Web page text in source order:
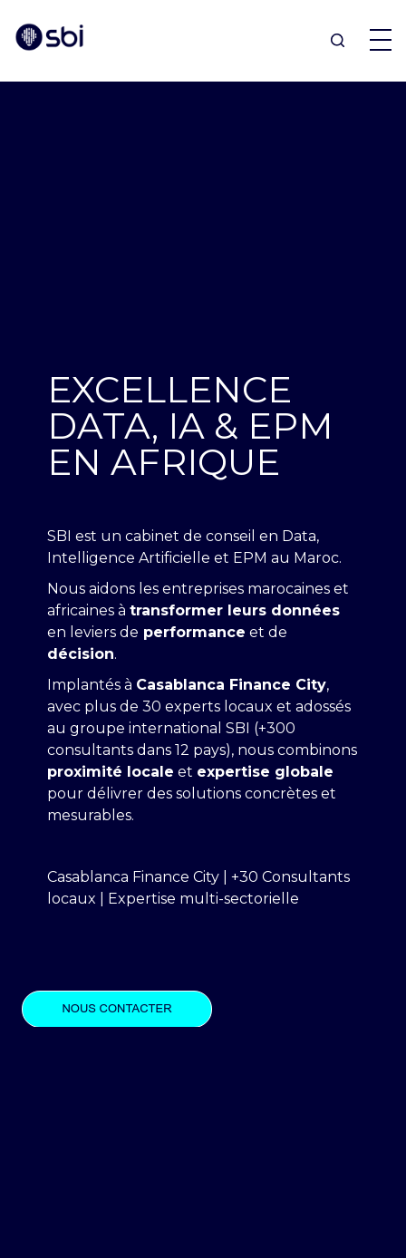
CARRIÈRE CONTACT
EXCELLENCE
DATA, IA & EPM
EN AFRIQUE
SBI est un cabinet de conseil en Data,
Intelligence Artificielle et EPM au Maroc.
Nous aidons les entreprises marocaines et
africaines à transformer leurs données
en leviers de performance et de
décision.
Implantés à Casablanca Finance City,
avec plus de 30 experts locaux et adossés
au groupe international SBI (+300
consultants dans 12 pays), nous combinons
proximité locale et expertise globale
pour délivrer des solutions concrètes et
mesurables.
Casablanca Finance City | +30 Consultants
locaux | Expertise multi-sectorielle